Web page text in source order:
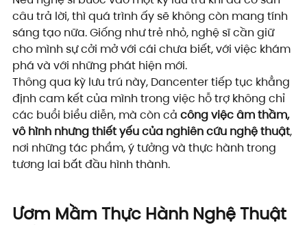
câu trả lời, thì quá trình ấy sẽ không còn mang tính
sáng tạo nữa. Giống như trẻ nhỏ, nghệ sĩ cần giữ
cho mình sự cởi mở với cái chưa biết, với việc khám
phá và với những phát hiện mới.
Thông qua kỳ lưu trú này, Dancenter tiếp tục khẳng
định cam kết của mình trong việc hỗ trợ không chỉ
các buổi biểu diễn, mà còn cả công việc âm thầm,
vô hình nhưng thiết yếu của nghiên cứu nghệ thuật,
nơi những tác phẩm, ý tưởng và thực hành trong
tương lai bắt đầu hình thành.
Ươm Mầm Thực Hành Nghệ Thuật